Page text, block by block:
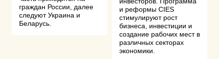
граждан России, далее
следуют Украина и
Беларусь.
и реформы CIES
стимулируют рост
бизнеса, инвестиции и
создание рабочих мест в
различных секторах
экономики.